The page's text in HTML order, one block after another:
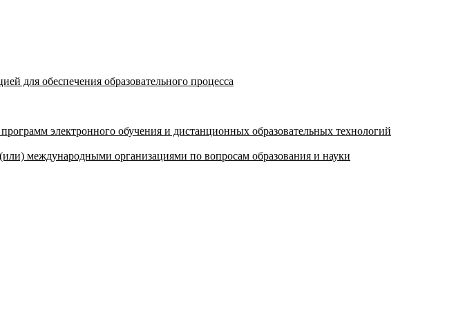
для обеспечения образовательного процесса
электронного обучения и дистанционных образовательных технологий
международными организациями по вопросам образования и науки